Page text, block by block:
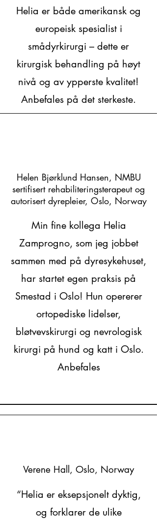
Helia er både amerikansk og
europeisk spesialist i
smådyrkirurgi – dette er
kirurgisk behandling på høyt
nivå og av ypperste kvalitet!
Anbefales på det sterkeste.
Helen Bjørklund Hansen, NMBU
sertifisert rehabiliteringsterapeut og
autorisert dyrepleier, Oslo, Norway
Min fine kollega Helia
Zamprogno, som jeg jobbet
sammen med på dyresykehuset,
har startet egen praksis på
Smestad i Oslo! Hun opererer
ortopediske lidelser,
bløtvevskirurgi og nevrologisk
kirurgi på hund og katt i Oslo.
Anbefales
Verene Hall, Oslo, Norway
“Helia er eksepsjonelt dyktig,
og forklarer de ulike